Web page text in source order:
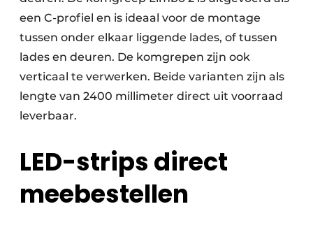
een C-profiel en is ideaal voor de montage
tussen onder elkaar liggende lades, of tussen
lades en deuren. De komgrepen zijn ook
verticaal te verwerken. Beide varianten zijn als
lengte van 2400 millimeter direct uit voorraad
leverbaar.
LED-strips direct
meebestellen